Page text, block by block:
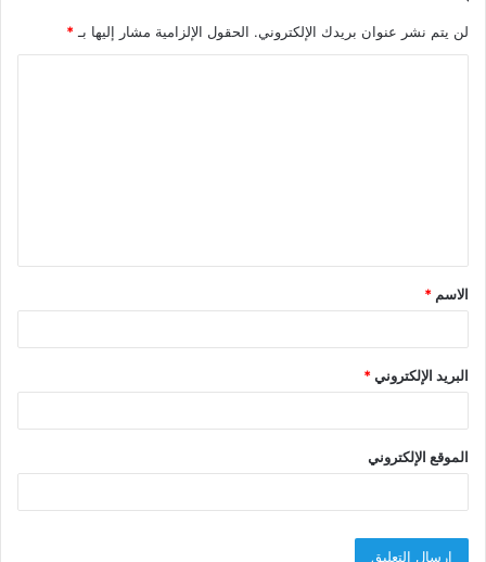
لن يتم نشر عنوان بريدك الإلكتروني. الحقول الإلزامية مشار إليها بـ *
ق
*
الاسم *
البريد الإلكتروني*
الموقع الإلكتروني